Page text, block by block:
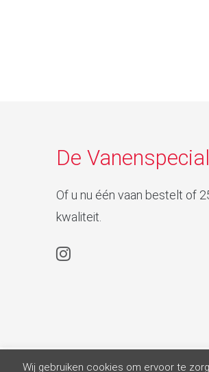
De
Of u nu één vaan bestelt of
kwaliteit.
Wij gebruiken cookies om ervoor te